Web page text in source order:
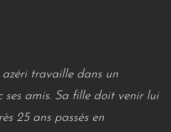
travaille dans un
ses amis. Sa fille doit venir lui
25 ans passés en